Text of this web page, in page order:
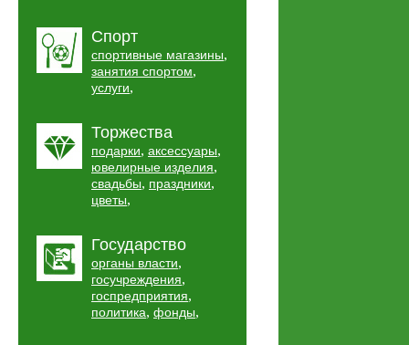
Спорт
спортивные магазины,
занятия спортом,
услуги,
Торжества
подарки, аксессуары,
ювелирные изделия,
свадьбы, праздники,
цветы,
Государство
органы власти,
госучреждения,
госпредприятия,
политика, фонды,